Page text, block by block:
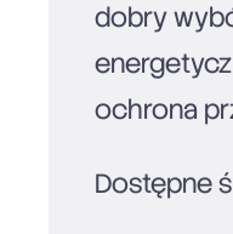
dobry
ochrona
Dostępne